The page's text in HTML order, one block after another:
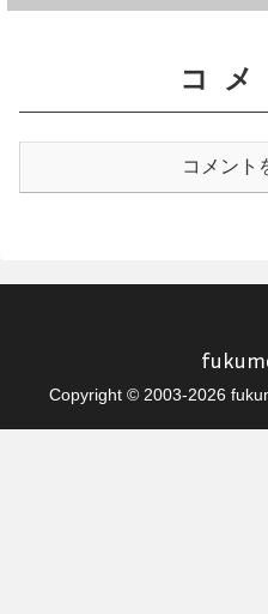
コ
コメント
Copyright © 2003-2026